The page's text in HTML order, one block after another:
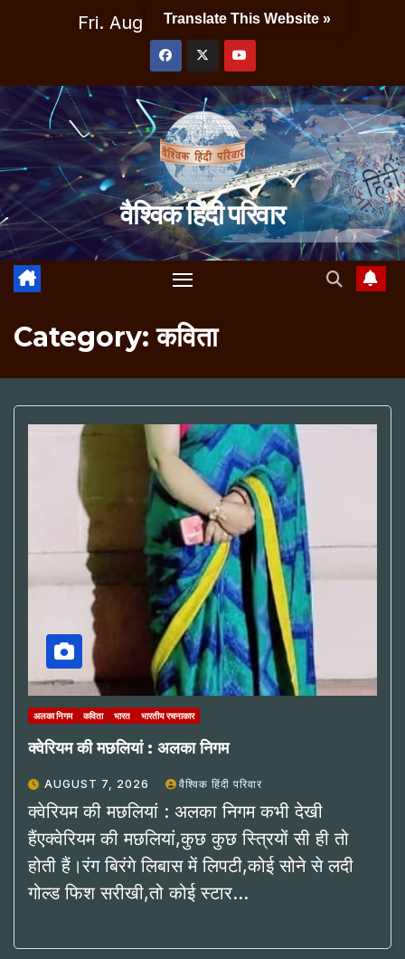
Fri. Aug 7th, 2026 8:01:22 AM
वैश्विक हिंदी परिवार
Category:कविता
अलका निगम कविता भारत भारतीय रचनाकार
क्वेरियम की मछलियां : अलका निगम
AUGUST 7, 2026 वैश्विक हिंदी परिवार
क्वेरियम की मछलियां : अलका निगम कभी देखी
हैंएक्वेरियम की मछलियां,कुछ कुछ स्त्रियों सी ही तो
होती हैं।रंग बिरंगे लिबास में लिपटी,कोई सोने से लदी
गोल्ड फिश सरीखी,तो कोई स्टार…
Translate This Website »